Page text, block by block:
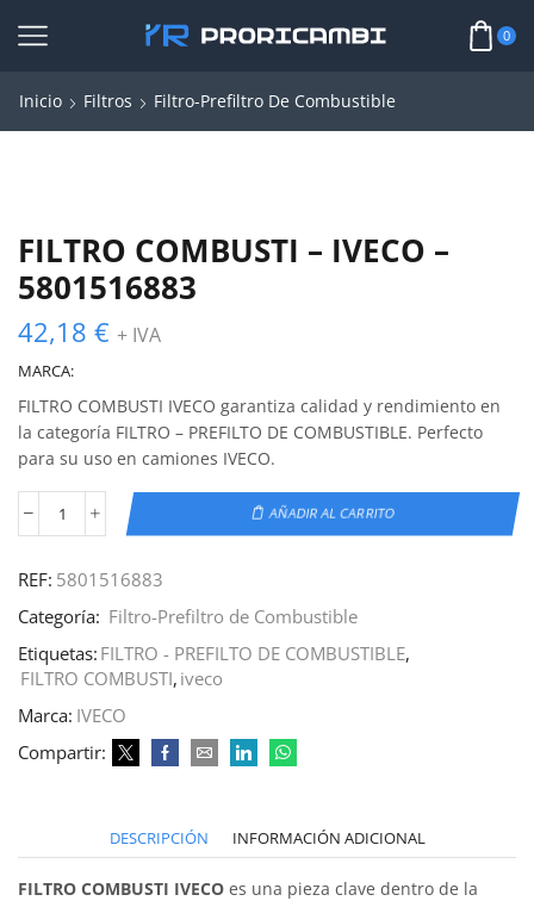
0
Inicio Filtros Filtro-Prefiltro De Combustible
FILTRO COMBUSTI – IVECO –
5801516883
42,18 € + IVA
MARCA:
FILTRO COMBUSTI IVECO garantiza calidad y rendimiento en
la categoría FILTRO – PREFILTO DE COMBUSTIBLE. Perfecto
para su uso en camiones IVECO.
AÑADIR AL CARRITO
REF: 5801516883
Categoría: Filtro-Prefiltro de Combustible
Etiquetas: FILTRO - PREFILTO DE COMBUSTIBLE,
FILTRO COMBUSTI, iveco
Marca: IVECO
Compartir:
DESCRIPCIÓN INFORMACIÓN ADICIONAL
FILTRO COMBUSTI IVECO es una pieza clave dentro de la